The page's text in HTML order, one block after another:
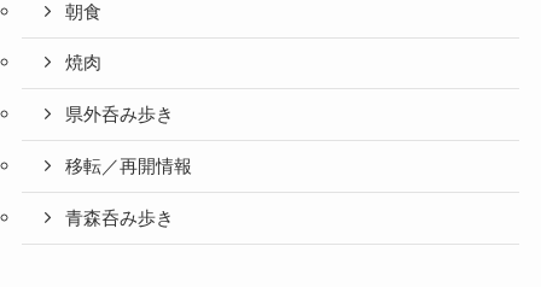
朝食
焼肉
県外呑み歩き
移転／再開情報
青森呑み歩き